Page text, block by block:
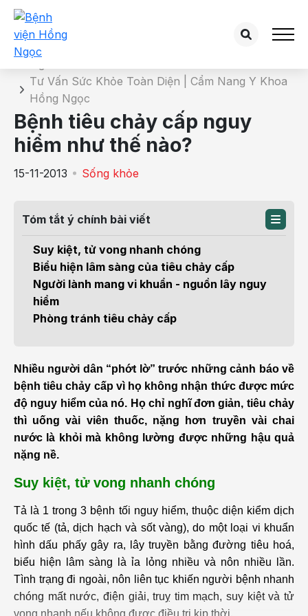
Chi tiết bài tư vấn
Tư Vấn Sức Khỏe Toàn Diện | Cẩm Nang Y Khoa
Hồng Ngọc
Bệnh tiêu chảy cấp nguy
hiểm như thế nào?
15-11-2013 Sống khỏe
Tóm tắt ý chính bài viết
Suy kiệt, tử vong nhanh chóng
Biểu hiện lâm sàng của tiêu chảy cấp
Người lành mang vi khuẩn - nguồn lây nguy
hiểm
Phòng tránh tiêu chảy cấp
Nhiều người dân “phớt lờ” trước những cảnh báo về
bệnh tiêu chảy cấp vì họ không nhận thức được mức
độ nguy hiểm của nó. Họ chỉ nghĩ đơn giản, tiêu chảy
thì uống vài viên thuốc, nặng hơn truyền vài chai
nước là khỏi mà không lường được những hậu quả
nặng nề.
Suy kiệt, tử vong nhanh chóng
Tả là 1 trong 3 bệnh tối nguy hiểm, thuộc diện kiểm dịch
quốc tế (tả, dịch hạch và sốt vàng), do một loại vi khuẩn
hình dấu phấy gây ra, lây truyền bằng đường tiêu hoá,
biểu hiện lâm sàng là ỉa lỏng nhiều và nôn nhiều lần.
Tình trạng đi ngoài, nôn liên tục khiến người bệnh nhanh
chóng mất nước, điện giải, truỵ tim mạch, suy kiệt và tử
vong nhanh nếu không được điều trị kịp thời.